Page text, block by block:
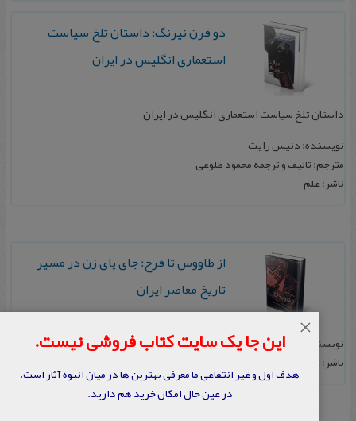
دو قرن‌ نیرنگ‌: داستان‌ تلخ‌ سیاست‌
استعماری‌ انگلیس‌ در ایران‌
داستان‌ تلخ‌ سیاست‌ استعماری‌ انگلیس‌ در ایران‌
نویسنده: دنیس رایت
مترجم: تالیف‌ و ترجمه‌ محمود طلوعی‌
ناشر: علم‌
از طاووس‌ تا فرح‌: جای‌ پای‌ زن‌ در مسیر
تاریخ‌ معاصر ایران‌
نویسنده: محمود طلوعی
ناشر: علم‌
این جا یک سایت کتاب فروشی نیست.
هدف اول و غیر انتفاعی ما معرفی بهترین ها در میان انبوه آثار است.
در عین حال امکان خرید هم دارید.
×